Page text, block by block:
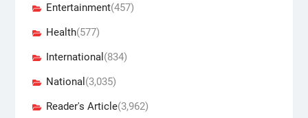
Entertainment(457)
Health(577)
International (834)
National (3,035)
Reader's Article(3,962)